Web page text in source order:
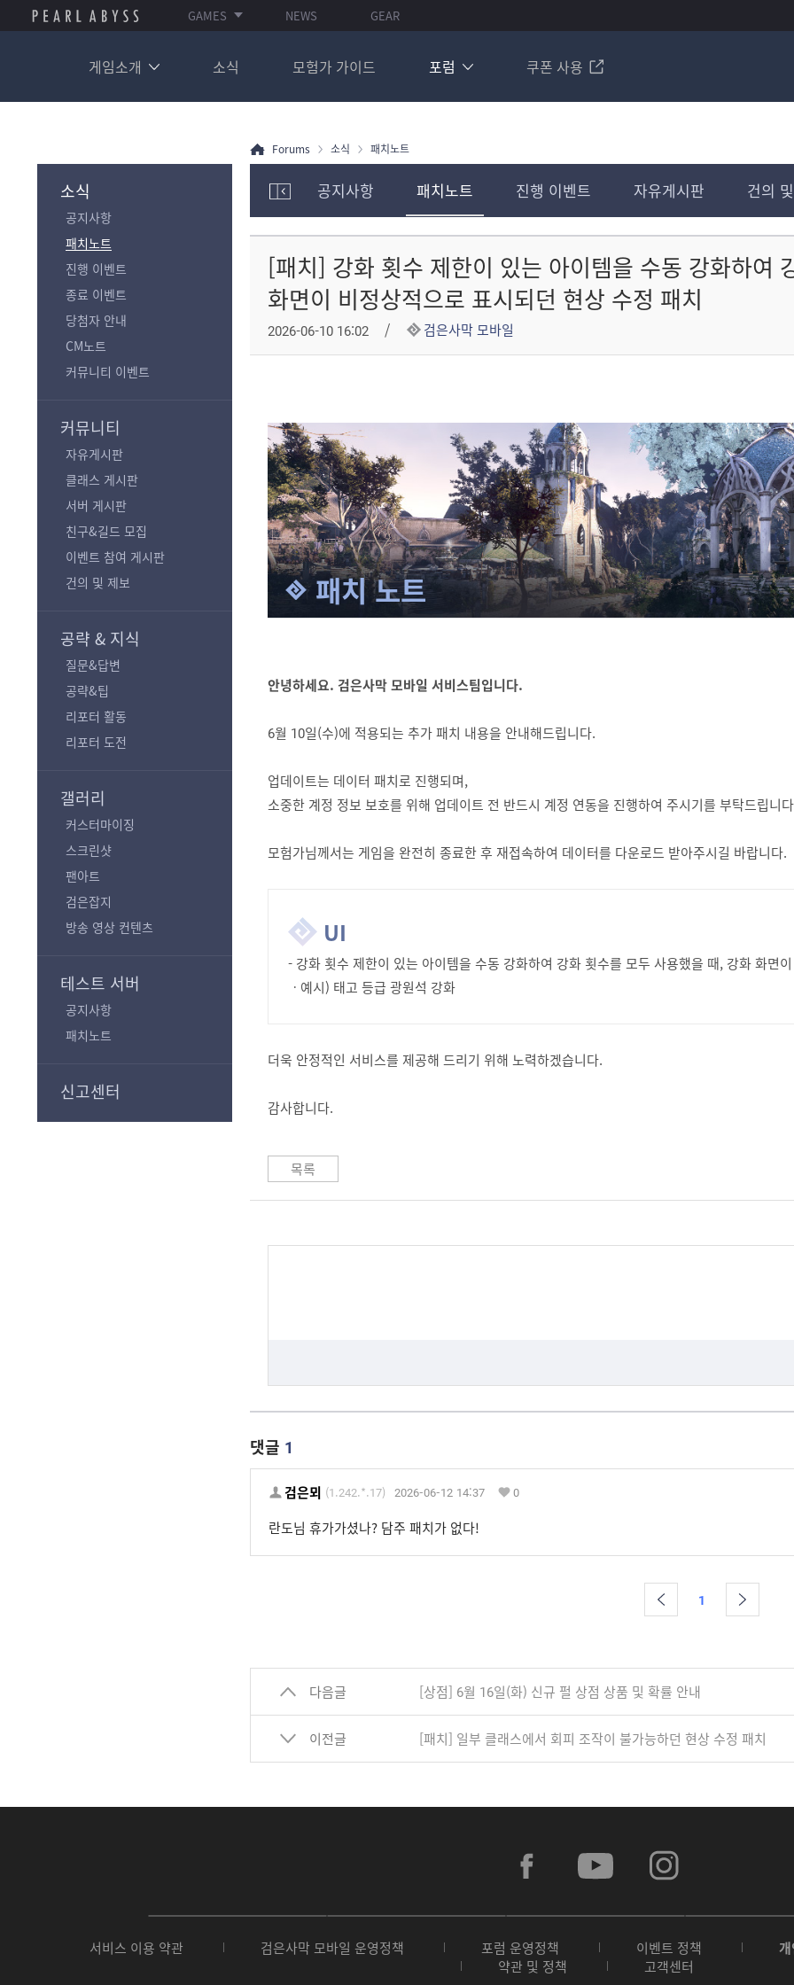
GAMES NEWS GEAR
게임소개 소식 모험가 가이드 포럼 쿠폰 사용
소식
공지사항
패치노트
진행 이벤트
종료 이벤트
당첨자 안내
CM노트
커뮤니티 이벤트
커뮤니티
자유게시판
클래스 게시판
서버 게시판
친구&길드 모집
이벤트 참여 게시판
건의 및 제보
공략 & 지식
질문&답변
공략&팁
리포터 활동
리포터 도전
갤러리
커스터마이징
스크린샷
팬아트
검은잡지
방송 영상 컨텐츠
테스트 서버
공지사항
패치노트
신고센터
모
험
가
포
럼
카
테
고
리
전
공지사항 패치노트 진행 이벤트 자유게시판 건의
Forums 소식 패치노트
[패치] 강화 횟수 제한이 있는 아이템을 수동 강화하여
화면이 비정상적으로 표시되던 현상 수정 패치
2026-06-10 16:02 검은사막 모바일
패치 노트
안녕하세요. 검은사막 모바일 서비스팀입니다.
6월 10일(수)에 적용되는 추가 패치 내용을 안내해드립니다.
업데이트는 데이터 패치로 진행되며,
소중한 계정 정보 보호를 위해 업데이트 전 반드시 계정 연동을 진행하여 주시기를 부탁드립니
모험가님께서는 게임을 완전히 종료한 후 재접속하여 데이터를 다운로드 받아주시길 바랍니다.
UI
- 강화 횟수 제한이 있는 아이템을 수동 강화하여 강화 횟수를 모두 사용했을 때, 강화 화면
ㆍ예시) 태고 등급 광원석 강화
더욱 안정적인 서비스를 제공해 드리기 위해 노력하겠습니다.
감사합니다.
목록
댓글 1
검은뫼 (1.242.*.17) 2026-06-12 14:37 0
란도님 휴가가셨나? 담주 패치가 없다!
1
다음글 [상점] 6월 16일(화) 신규 펄 상점 상품 및 확률 안내
이전글 [패치] 일부 클래스에서 회피 조작이 불가능하던 현상 수정 패치
a
c
b
o
k
o
u
u
e
n
s
a
r
a
m
P
A
G
o
o
G
a
서비스 이용 약관 검은사막 모바일 운영정책 포럼 운영정책 이벤트 정책
약관 및 정책
고객센터